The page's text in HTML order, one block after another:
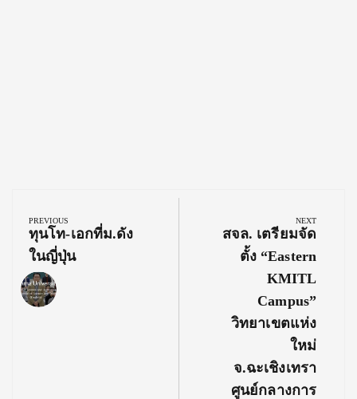
navigation
PREVIOUS
Previous
Post:
ทุนโท-เอกที่ม.ดัง
ในญี่ปุ่น
NEXT
Next
Post:
สจล. เตรียมจัด
ตั้ง “Eastern
KMITL
Campus”
วิทยาเขตแห่ง
ใหม่
จ.ฉะเชิงเทรา
ศูนย์กลางการ